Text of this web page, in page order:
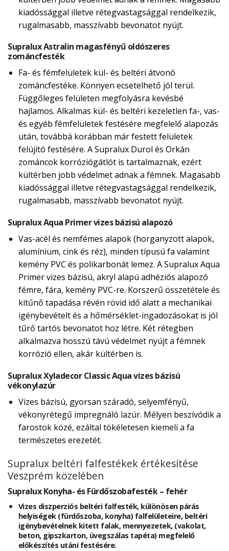
kiadóssággal illetve rétegvastagsággal rendelkezik,
rugalmasabb, masszívabb bevonatot nyújt.
Supralux Astralin magasfényű oldószeres
zománcfesték
Fa- és fémfelületek kül- és beltéri átvonó
zománcfestéke. Könnyen ecsetelhető jól terül.
Függőleges felületen megfolyásra kevésbé
hajlamos. Alkalmas kül- és beltéri kezeletlen fa-, vas-
és egyéb fémfelületek festésére megfelelő alapozás
után, továbbá korábban már festett felületek
felújító festésére. A Supralux Durol és Orkán
zománcok korróziógátlót is tartalmaznak, ezért
kültérben jobb védelmet adnak a fémnek. Magasabb
kiadóssággal illetve rétegvastagsággal rendelkezik,
rugalmasabb, masszívabb bevonatot nyújt.
Supralux Aqua Primer vizes bázisú alapozó
Vas-acél és nemfémes alapok (horganyzott alapok,
alumínium, cink és réz), minden típusú fa valamint
kemény PVC és polikarbonát lemez. A Supralux Aqua
Primer vizes bázisú, akryl alapú adhéziós alapozó
fémre, fára, kemény PVC-re. Korszerű összetétele és
kitűnő tapadása révén rövid idő alatt a mechanikai
igénybevételt és a hőmérséklet-ingadozásokat is jól
tűrő tartós bevonatot hoz létre. Két rétegben
alkalmazva hosszú távú védelmet nyújt a fémnek
korrózió ellen, akár kültérben is.
Supralux Xyladecor Classic Aqua vizes bázisú
vékonylazúr
Vizes bázisú, gyorsan száradó, selyemfényű,
vékonyrétegű impregnáló lazúr. Mélyen beszívódik a
farostok közé, ezáltal tökéletesen kiemeli a fa
természetes erezetét.
Supralux beltéri falfestékek értékesítése
Veszprém közelében
Supralux Konyha- és Fürdőszobafesték – fehér
Vizes diszperziós beltéri falfesték, különösen párás
helyiségek (fürdőszoba, konyha) falfelületeire, beltéri
igénybevételnek kitett falak, mennyezetek, (vakolat,
beton, gipszkarton, üvegszálas tapéta) megfelelő
előkészítés utáni festésére.